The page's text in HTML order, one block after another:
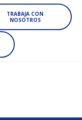
TRABAJA CON
NOSOTROS